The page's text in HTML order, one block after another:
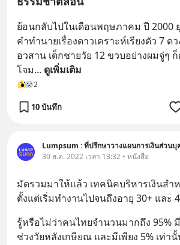
ย้อนกลับไปในเดือนพฤษภาคม ปี 2000
คำทำนายเรื่องดาวเคราะห์เรียงตัว 7 ด
อวสาน เด็กชายวัย 12 ขวบอย่างผมจู่ๆ
โจม... ดูเพิ่มเติม
2
10 บันทึก
Lumpsum : ที่ปรึกษาวางแผนการเงินส่วนบุ
30 ส.ค. 2022 เวลา 13:32 • หนังสือ
มัดรวมมาให้แล้ว เทคนิคบริหารเงินสำ
ตั้งแต่เริ่มทำงานไปจนถึงอายุ 30+ และ
รู้หรือไม่ว่าคนไทยจำนวนมากถึง 95%
ช่วงวัยหลังเกษียณ และมีเพียง 5% เท่า